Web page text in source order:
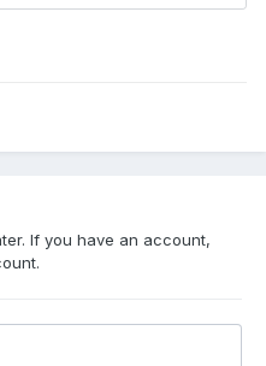
If you have an account,